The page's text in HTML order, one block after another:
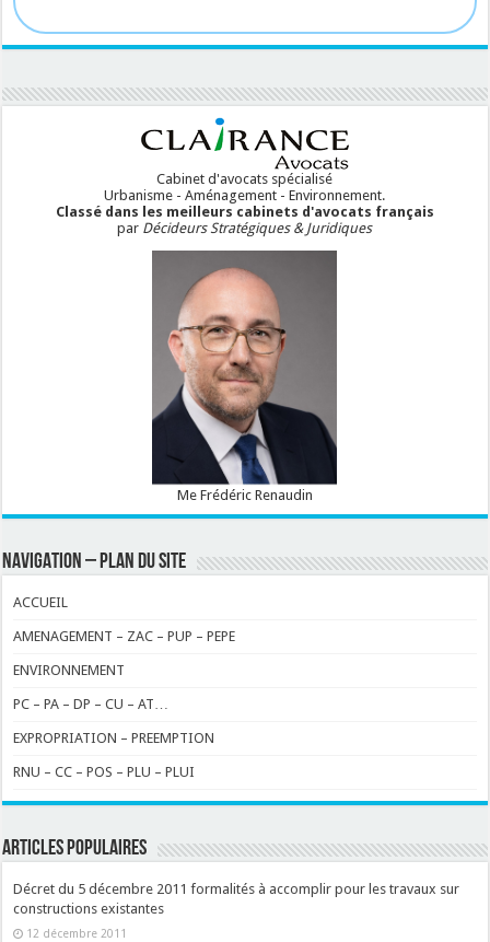
Cabinet d'avocats spécialisé
Urbanisme - Aménagement - Environnement.
Classé dans les meilleurs cabinets d'avocats français
par Décideurs Stratégiques & Juridiques
Me Frédéric Renaudin
NAVIGATION – PLAN DU SITE
ACCUEIL
AMENAGEMENT – ZAC – PUP – PEPE
ENVIRONNEMENT
PC – PA – DP – CU – AT…
EXPROPRIATION – PREEMPTION
RNU – CC – POS – PLU – PLUI
ARTICLES POPULAIRES
Décret du 5 décembre 2011 formalités à accomplir pour les travaux sur
constructions existantes
12 décembre 2011